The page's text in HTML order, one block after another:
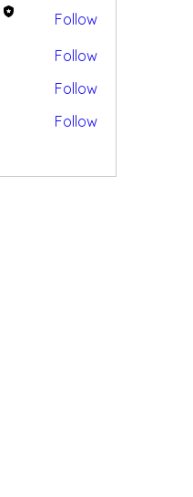
Follow
Follow
Follow
Follow